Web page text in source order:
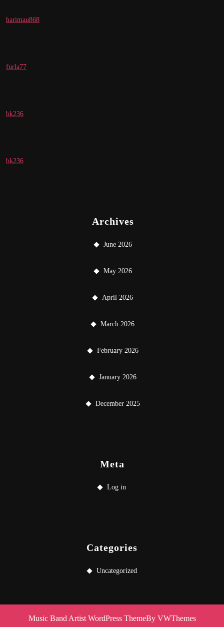
harimau868
furla77
bk236
bk236
Archives
June 2026
May 2026
April 2026
March 2026
February 2026
January 2026
December 2025
Meta
Log in
Categories
Uncategorized
Music Band Artist WordPress ThemeBy VWThemes